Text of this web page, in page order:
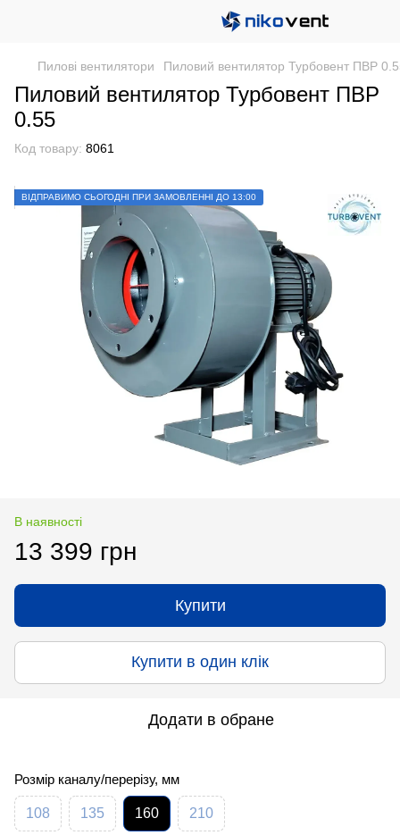
Пилові вентилятори Пиловий вентилятор Турбовент ПВР
Пиловий вентилятор Турбовент ПВР
0.55
Код товару: 8061
ВІДПРАВИМО СЬОГОДНІ ПРИ ЗАМОВЛЕННІ ДО 13:00
В наявності
13 399 грн
Купити
Купити в один клік
Додати в обране
Розмір каналу/перерізу, мм
108 135 160 210